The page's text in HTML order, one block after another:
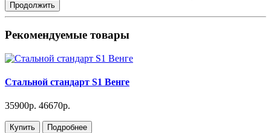
Продолжить
Рекомендуемые товары
Стальной стандарт S1 Венге
35900р. 46670р.
Купить Подробнее